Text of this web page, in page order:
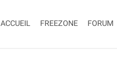
ACCUEIL FREEZONE FORUM